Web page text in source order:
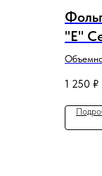
"E"
1 250 ₽